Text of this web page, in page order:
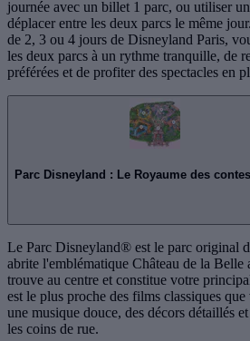
journée avec un billet 1 parc, ou utiliser
déplacer entre les deux parcs le même
de 2, 3 ou 4 jours de Disneyland Paris,
les deux parcs à un rythme tranquille, de
préférées et de profiter des spectacles en
Parc Disneyland : Le Royaume des
Le Parc Disneyland® est le parc original
abrite l'emblématique Château de la
trouve au centre et constitue votre
est le plus proche des films classiques
une musique douce, des décors détaillés
les coins de rue.